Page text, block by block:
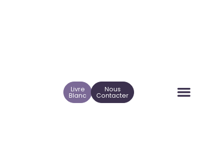
Livre
Blanc
Nous
Contacter